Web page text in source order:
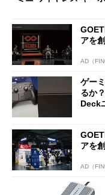
アを
AD（
ゲー
るか
Deck
アを
AD（